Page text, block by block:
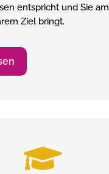
entspricht und Sie am
Ziel bringt.
